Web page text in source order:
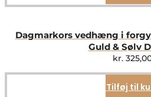
Dagmarkors vedhæng i
Guld & Sølv
kr.
Tilføj til